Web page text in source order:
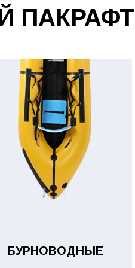
ПАКРАФТ
БУРНОВОДНЫЕ